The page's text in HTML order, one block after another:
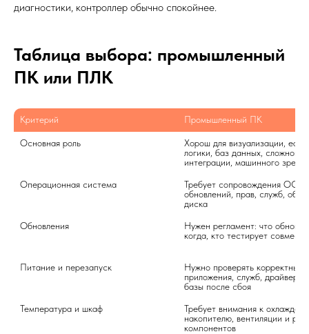
диагностики, контроллер обычно спокойнее.
Таблица выбора: промышленный
ПК или ПЛК
Критерий Промышленный ПК
Основная роль
Хорош для визуализации,
логики, баз данных, сложной
интеграции, машинного зрения
Операционная система
Требует сопровождения ОС,
обновлений, прав, служб,
диска
Обновления
Нужен регламент: что
когда, кто тестирует
Питание и перезапуск
Нужно проверять корректный
приложения, служб,
базы после сбоя
Температура и шкаф
Требует внимания к
накопителю, вентиляции и
компонентов